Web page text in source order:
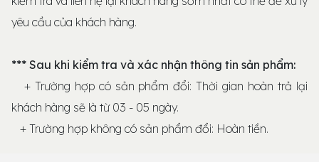
yêu cầu của khách hàng.
*** Sau khi kiểm tra và xác nhận thông tin sản phẩm:
+ Trường hợp có sản phẩm đổi: Thời gian hoàn trả lại
khách hàng sẽ là từ 03 - 05 ngày.
+ Trường hợp không có sản phẩm đổi: Hoàn tiền.